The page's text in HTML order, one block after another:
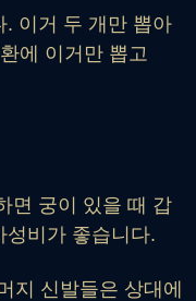
. 이거 두 개만 뽑아
에 이거만 뽑고
면 궁이 있을 때 갑
성비가 좋습니다.
지 신발들은 상대에